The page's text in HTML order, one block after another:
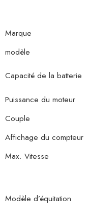
Marque
modèle
Capacité de la batterie
Puissance du moteur
Couple
Affichage du compteur
Max. Vitesse
Modèle d’équitation